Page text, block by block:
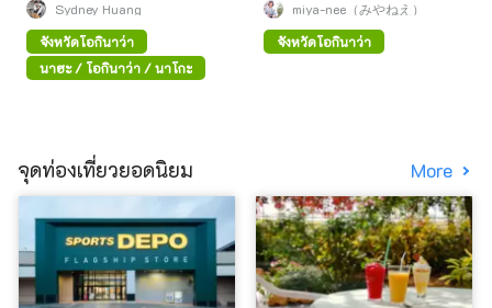
Sydney Huang
จังหวัดโอกินาว่า
นาฮะ / โอกินาว่า / นาโกะ
miya-nee（みやねえ）
จังหวัดโอกินาว่า
จุดท่องเที่ยวยอดนิยม More